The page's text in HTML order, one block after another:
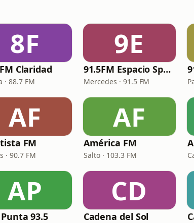
8F
Claridad
· 88.7 FM
9E
91.5FM Espacio Sport
Mercedes · 91.5 FM
AF
FM
· 90.7 FM
AF
América FM
Salto · 103.3 FM
AP
93.5
CD
Cadena del Sol